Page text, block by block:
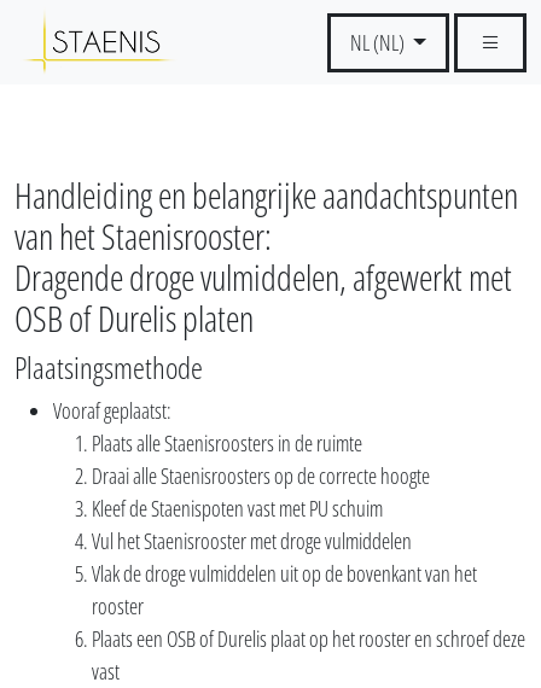
NL (NL)
Handleiding en belangrijke aandachtspunten
van het Staenisrooster:
Dragende droge vulmiddelen, afgewerkt met
OSB of Durelis platen
Plaatsingsmethode
Vooraf geplaatst:
Plaats alle Staenisroosters in de ruimte
Draai alle Staenisroosters op de correcte hoogte
Kleef de Staenispoten vast met PU schuim
Vul het Staenisrooster met droge vulmiddelen
Vlak de droge vulmiddelen uit op de bovenkant van het
rooster
Plaats een OSB of Durelis plaat op het rooster en schroef deze
vast